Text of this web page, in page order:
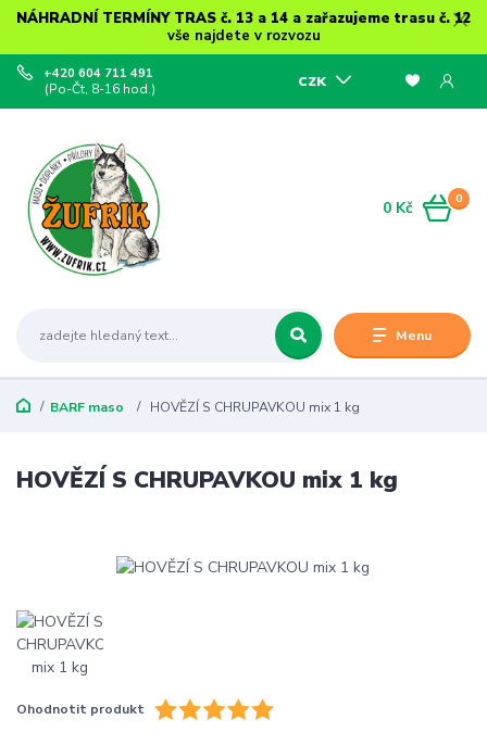
NÁHRADNÍ TERMÍNY TRAS č. 13 a 14 a zařazujeme trasu č. 12
vše najdete v rozvozu
Menu
CZK
+420 604 711 491
(Po-Čt, 8-16 hod.)
0
0 Kč
BARF maso HOVĚZÍ S CHRUPAVKOU mix 1 kg
HOVĚZÍ S CHRUPAVKOU mix 1 kg
Ohodnotit produkt